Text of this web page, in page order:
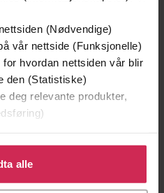
(Nødvendige)
vår nettside (Funksjonelle)
hvordan nettsiden vår blir
den (Statistiske)
deg relevante produkter,
oss ditt samtykke til å
Du kan også
formål ved å klikke
alle
Hvitekrist